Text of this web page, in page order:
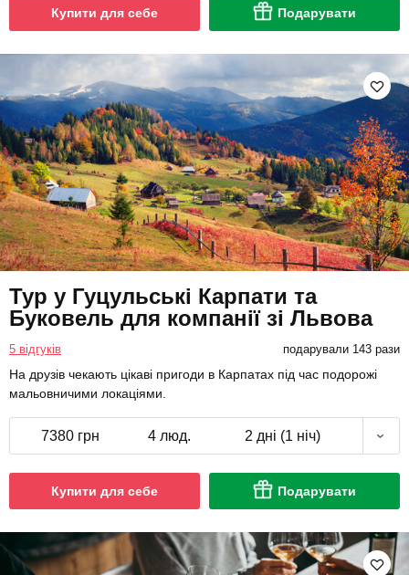
Купити для себе Подарувати
Тур у Гуцульські Карпати та
Буковель для компанії зі Львова
5 відгуків подарували 143 рази
На друзів чекають цікаві пригоди в Карпатах під час подорожі
мальовничими локаціями.
7380 грн 4 люд. 2 дні (1 ніч)
Купити для себе Подарувати